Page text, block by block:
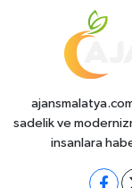
sadelik ve
insanlara